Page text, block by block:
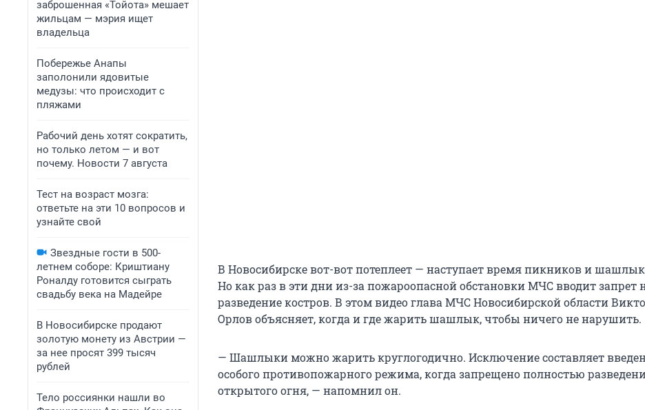
заброшенная «Тойота» мешает
жильцам — мэрия ищет
владельца
Побережье Анапы
заполонили ядовитые
медузы: что происходит с
пляжами
Рабочий день хотят сократить,
но только летом — и вот
почему. Новости 7 августа
Тест на возраст мозга:
ответьте на эти 10 вопросов и
узнайте свой
Звездные гости в 500-
летнем соборе: Криштиану
Роналду готовится сыграть
свадьбу века на Мадейре
В Новосибирске продают
золотую монету из Австрии —
за нее просят 399 тысяч
рублей
Тело россиянки нашли во
В Новосибирске вот-вот потеплеет — наступает время пикников и
Но как раз в эти дни из-за пожароопасной обстановки МЧС вводит запрет
разведение костров. В этом видео глава МЧС Новосибирской области
Орлов объясняет, когда и где жарить шашлык, чтобы ничего не нарушить.
— Шашлыки можно жарить круглогодично. Исключение составляет
особого противопожарного режима, когда запрещено полностью
открытого огня, — напомнил он.